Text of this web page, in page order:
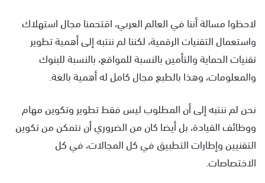
لاحظوا مسالة أننا في العالم العربي، اقتحمنا مجال استهلاك
واستعمال التقنيات الرقمية، لكننا لم ننتبه إلى أهمية تطوير
تقنيات الحماية والتأمين بالنسبة للمواقع، بالنسبة للبنوك
والمعلومات، وهذا بالطبع مجال كامل له أهمية بالغة.
نحن لم ننتبه إلى أن المطلوب ليس فقط تطوير وتكوين مهام
ووظائف القيادة، بل أيضا كان من الضروري أن نتمكن من تكوين
التقنيين وإطارات التطبيق في كل المجالات، في كل
الاختصاصات.